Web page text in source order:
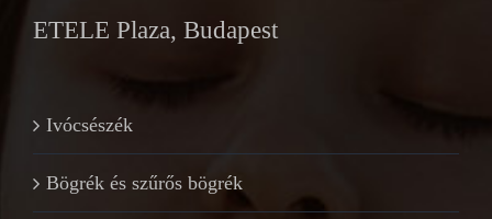
ETELE Plaza, Budapest
Ivócsészék
Bögrék és szűrős bögrék